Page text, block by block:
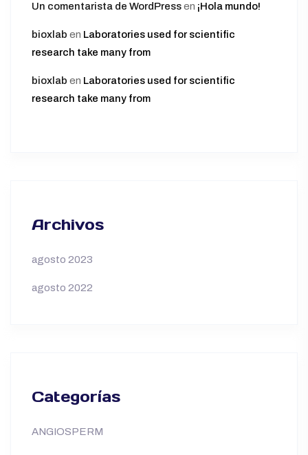
Un comentarista de WordPressen ¡Hola mundo!
bioxlab en Laboratories used for scientific
research take many from
bioxlab en Laboratories used for scientific
research take many from
Archivos
agosto 2023
agosto 2022
Categorías
ANGIOSPERM